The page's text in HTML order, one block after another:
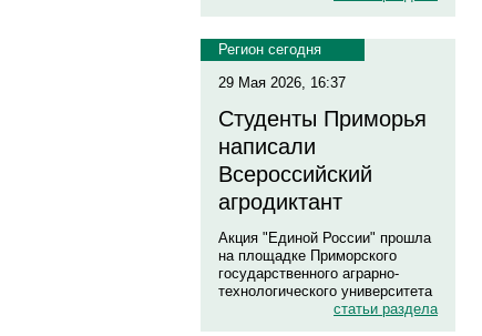
Регион сегодня
29 Мая 2026, 16:37
Студенты Приморья
написали
Всероссийский
агродиктант
Акция "Единой России" прошла
на площадке Приморского
государственного аграрно-
технологического университета
статьи раздела